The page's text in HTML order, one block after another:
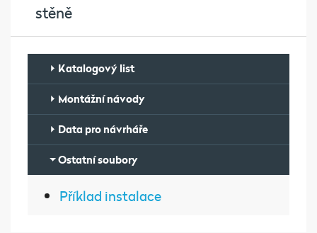
stěně
Katalogový list
Montážní návody
Data pro návrháře
Ostatní soubory
Příklad instalace